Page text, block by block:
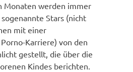
Monaten werden immer
Stars (nicht
mit einer
Karriere) von den
gestellt, die über die
Kindes berichten.